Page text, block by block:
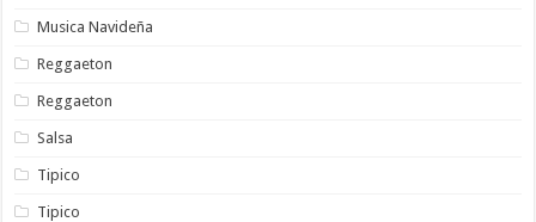
Musica Navideña
Reggaeton
Reggaeton
Salsa
Tipico
Tipico